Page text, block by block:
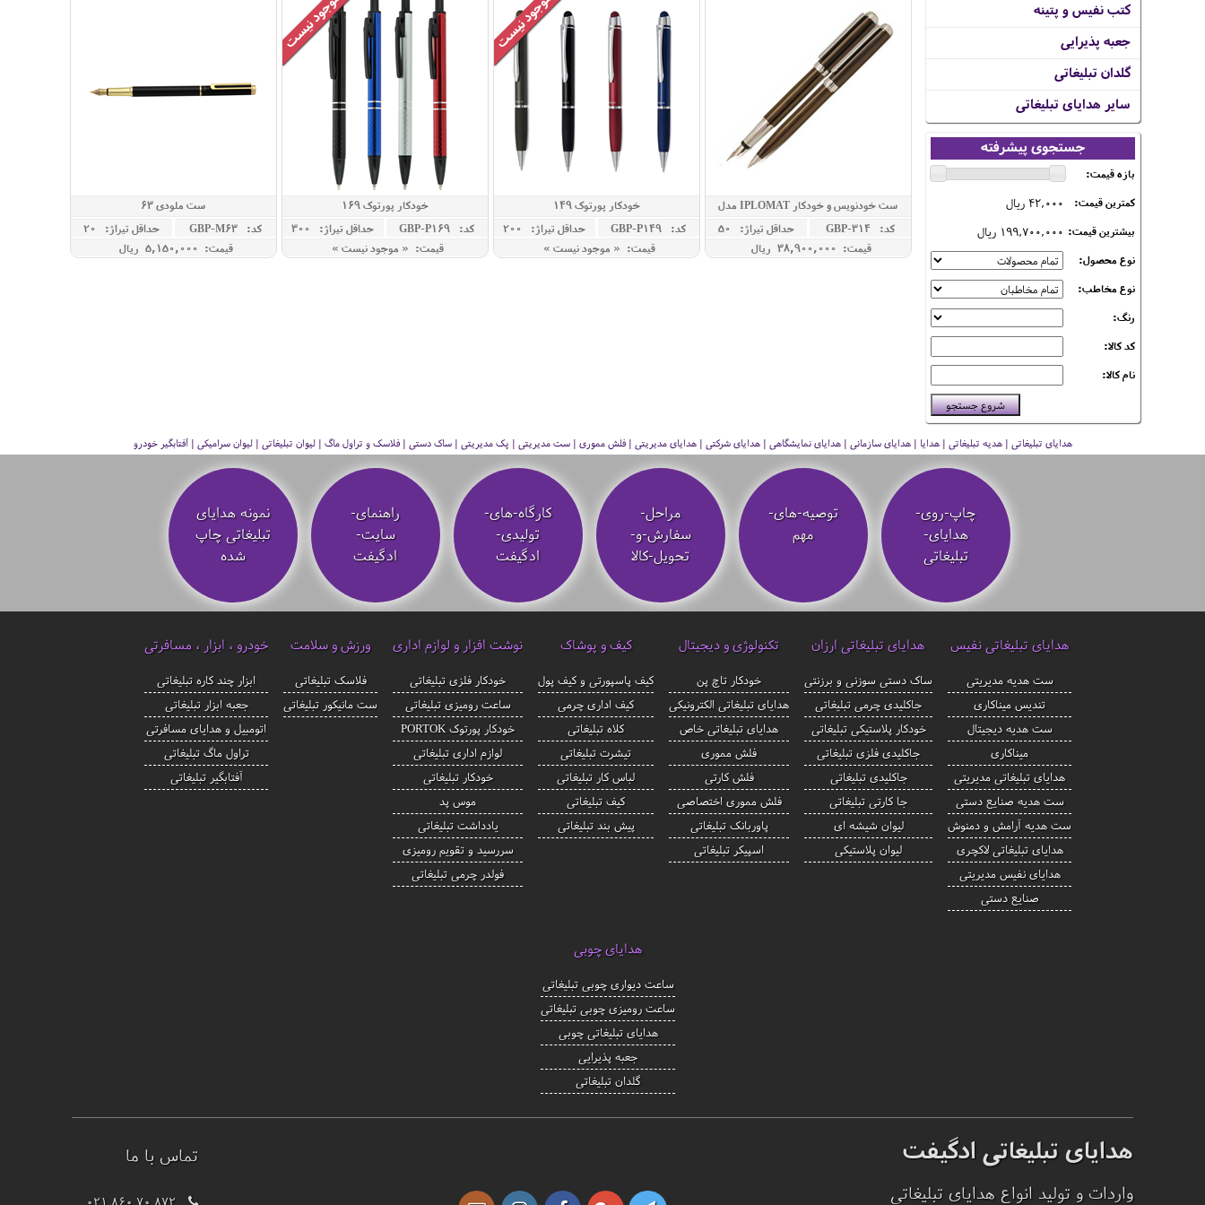
کتب نفیس و پتینه
جعبه پذیرایی
گلدان تبلیغاتی
سایر هدایای تبلیغاتی
جستجوی پیشرفته
بازه قیمت:
کمترین قیمت:
42,000 ریال
بیشترین قیمت: 199,700,000 ریال
نوع محصول:
نوع مخاطب:
رنگ:
کد کالا:
نام کالا:
ست خودنویس و خودکار IPLOMAT مدل
کد: GBP-314
حداقل تيراژ: 50
قیمت: 38,900,000 ريال
خودکار پورتوک 149
کد: GBP-P149
حداقل تيراژ: 200
قیمت: « موجود نیست »
خودکار پورتوک 169
کد: GBP-P169
حداقل تيراژ: 300
قیمت: « موجود نیست »
ست ملودی 63
کد: GBP-M63
حداقل تيراژ: 20
قیمت: 5,150,000 ريال
هدایای تبلیغاتی | هدیه تبلیغاتی | هدایا | هدایای سازمانی | هدایای نمایشگاهی | هدایای شرکتی | هدایای مدیریتی | فلش مموری | ست مدیریتی | پک مدیریتی | ساک دستی | فلاسک و تراول ماگ | لیوان تبلیغاتی | لیوان سرامیکی | آفتابگیر خودرو
چاپ-روی-
هدایای-
تبلیغاتی
توصیه‌-های-
مهم
مراحل-
سفارش-و-
تحویل-کالا
کارگاه-های-
تولیدی-
ادگیفت
راهنمای-
سایت-
ادگیفت
نمونه هدایای
تبلیغاتی چاپ
شده
هدایای تبلیغاتی نفیس
ست هدیه مدیریتی
تندیس میناکاری
ست هدیه دیجیتال
میناکاری
هدایای تبلیغاتی مدیریتی
ست هدیه صنایع دستی
ست هدیه آرامش و دمنوش
هدایای تبلیغاتی لاکچری
هدایای نفیس مدیریتی
صنایع دستی
هدایای تبلیغاتی ارزان
ساک دستی سوزنی و برزنتی
جاکلیدی چرمی تبلیغاتی
خودکار پلاستیکی تبلیغاتی
جاکلیدی فلزی تبلیغاتی
جاکلیدی تبلیغاتی
جا کارتی تبلیغاتی
لیوان شیشه ای
لیوان پلاستیکی
تکنولوژی و دیجیتال
خودکار تاچ پن
هدایای تبلیغاتی الکترونیکی
هدایای تبلیغاتی خاص
فلش مموری
فلش کارتی
فلش مموری اختصاصی
پاوربانک تبلیغاتی
اسپیکر تبلیغاتی
کیف و پوشاک
کیف پاسپورتی و کیف پول
کیف اداری چرمی
کلاه تبلیغاتی
تیشرت تبلیغاتی
لباس کار تبلیغاتی
کیف تبلیغاتی
پیش بند تبلیغاتی
نوشت افزار و لوازم اداری
خودکار فلزی تبلیغاتی
ساعت رومیزی تبلیغاتی
خودکار پورتوک PORTOK
لوازم اداری تبلیغاتی
خودکار تبلیغاتی
موس پد
یادداشت تبلیغاتی
سررسید و تقویم رومیزی
فولدر چرمی تبلیغاتی
ورزش و سلامت
فلاسک تبلیغاتی
ست مانیکور تبلیغاتی
خودرو ، ابزار ، مسافرتی
ابزار چند کاره تبلیغاتی
جعبه ابزار تبلیغاتی
اتومبیل و هدایای مسافرتی
تراول ماگ تبلیغاتی
آفتابگیر تبلیغاتی
هدایای چوبی
ساعت دیواری چوبی تبلیغاتی
ساعت رومیزی چوبی تبلیغاتی
هدایای تبلیغاتی چوبی
جعبه پذیرایی
گلدان تبلیغاتی
هدایای تبلیغاتی ادگیفت
واردات و تولید انواع هدایای تبلیغاتی
تماس با ما